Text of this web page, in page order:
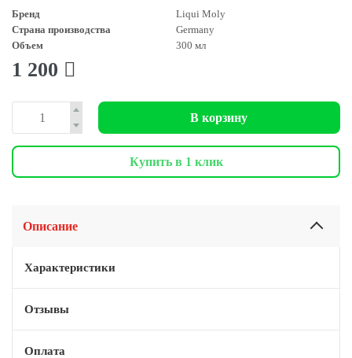
Бренд
Liqui Moly
Страна производства
Germany
Объем
300 мл
1 200
В корзину
Купить в 1 клик
Описание
Характеристики
Отзывы
Оплата